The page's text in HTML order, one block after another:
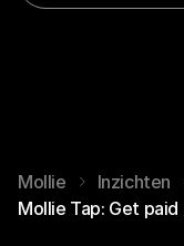
Mollie
Inzichten
Mollie Tap: Get